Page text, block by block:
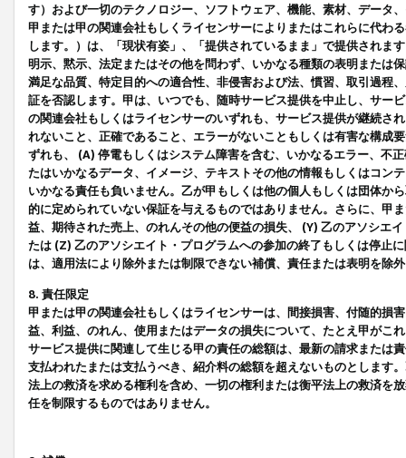
す）および一切のテクノロジー、ソフトウェア、機能、素材、データ
甲または甲の関連会社もしくライセンサーによりまたはこれらに代わ
します。）は、「現状有姿」、「提供されているまま」で提供されま
明示、黙示、法定またはその他を問わず、いかなる種類の表明または
満足な品質、特定目的への適合性、非侵害および法、慣習、取引過程
証を否認します。甲は、いつでも、随時サービス提供を中止し、サー
の関連会社もしくはライセンサーのいずれも、サービス提供が継続さ
れないこと、正確であること、エラーがないこともしくは有害な構成
ずれも、 (A) 停電もしくはシステム障害を含む、いかなるエラー、不
たはいかなるデータ、イメージ、テキストその他の情報もしくはコン
いかなる責任も負いません。乙が甲もしくは他の個人もしくは団体か
的に定められていない保証を与えるものではありません。さらに、甲
益、期待された売上、のれんその他の便益の損失、 (Y) 乙のアソシエ
たは (Z) 乙のアソシエイト・プログラムへの参加の終了もしくは停止
は、適用法により除外または制限できない補償、責任または表明を除
8. 責任限定
甲または甲の関連会社もしくはライセンサーは、間接損害、付随的損
益、利益、のれん、使用またはデータの損失について、たとえ甲がこ
サービス提供に関連して生じる甲の責任の総額は、最新の請求または
支払われたまたは支払うべき、紹介料の総額を超えないものとします
法上の救済を求める権利を含め、一切の権利または衡平法上の救済を
任を制限するものではありません。